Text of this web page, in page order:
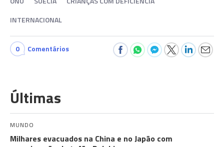
INTERNACIONAL
0 Comentários
Últimas
MUNDO
Milhares evacuados na China e no Japão com